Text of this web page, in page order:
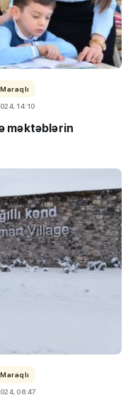
Maraqlı
14:10
məktəblərin
Maraqlı
08:47